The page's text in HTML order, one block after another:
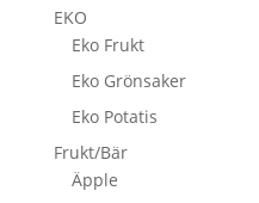
EKO
Eko Frukt
Eko Grönsaker
Eko Potatis
Frukt/Bär
Äpple